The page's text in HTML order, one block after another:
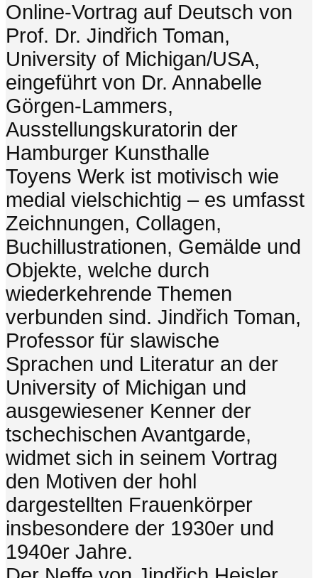
Online-Vortrag auf Deutsch von
Prof. Dr. Jindřich Toman,
University of Michigan/USA,
eingeführt von Dr. Annabelle
Görgen-Lammers,
Ausstellungskuratorin der
Hamburger Kunsthalle
Toyens Werk ist motivisch wie
medial vielschichtig – es umfasst
Zeichnungen, Collagen,
Buchillustrationen, Gemälde und
Objekte, welche durch
wiederkehrende Themen
verbunden sind. Jindřich Toman,
Professor für slawische
Sprachen und Literatur an der
University of Michigan und
ausgewiesener Kenner der
tschechischen Avantgarde,
widmet sich in seinem Vortrag
den Motiven der hohl
dargestellten Frauenkörper
insbesondere der 1930er und
1940er Jahre.